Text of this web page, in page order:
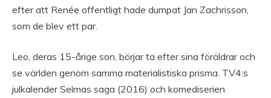
efter att Renée offentligt hade dumpat Jan Zachrisson,
som de blev ett par.
Leo, deras 15-årige son, börjar ta efter sina föräldrar och
se världen genom samma materialistiska prisma. TV4:s
julkalender Selmas saga (2016) och komediserien